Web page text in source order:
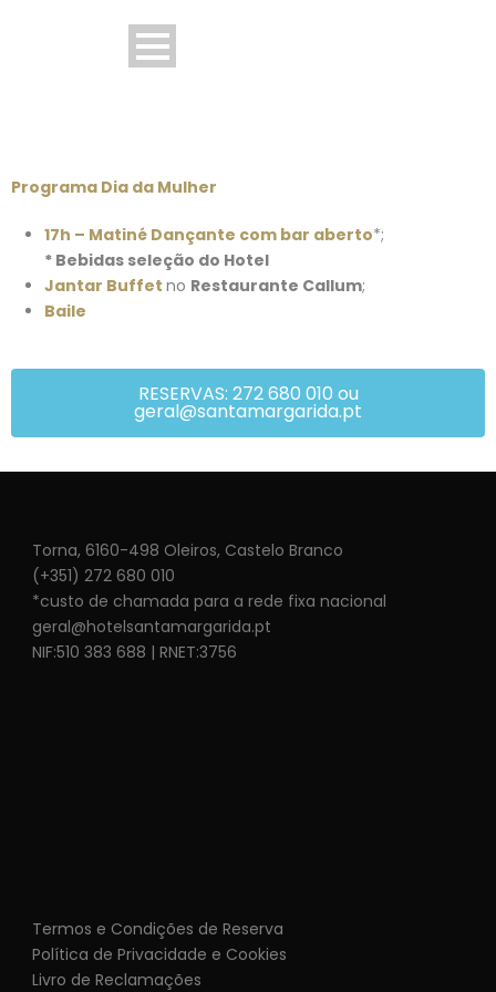
Programa Dia da Mulher
17h – Matiné Dançante com bar aberto*;
* Bebidas seleção do Hotel
Jantar Buffet no Restaurante Callum;
Baile
RESERVAS: 272 680 010 ou
geral@santamargarida.pt
Torna, 6160-498 Oleiros, Castelo Branco
(+351) 272 680 010
*custo de chamada para a rede fixa nacional
geral@hotelsantamargarida.pt
NIF:510 383 688 | RNET:3756
Termos e Condições de Reserva
Política de Privacidade e Cookies
Livro de Reclamações